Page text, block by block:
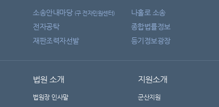
소송안내마당 (구 전자민원센터) 나홀로 소송
전자공탁
종합법률정보
재판조력자선발
등기정보광장
법원 소개
법원장 인사말
지원소개
군산지원